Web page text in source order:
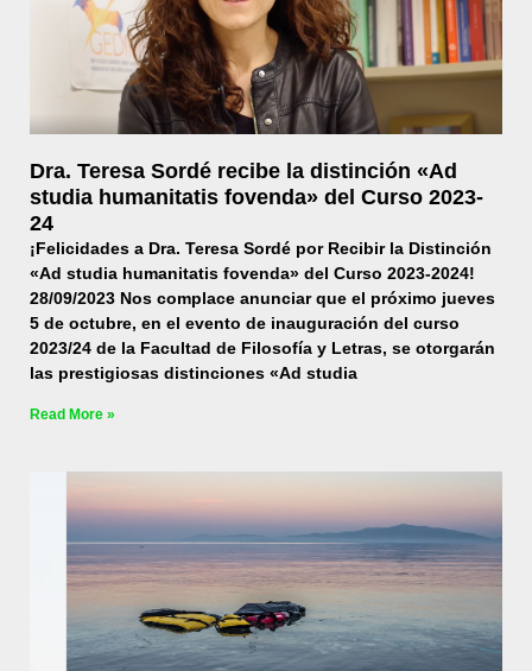
Dra. Teresa Sordé recibe la distinción «Ad
studia humanitatis fovenda» del Curso 2023-
24
¡Felicidades a Dra. Teresa Sordé por Recibir la Distinción
«Ad studia humanitatis fovenda» del Curso 2023-2024!
28/09/2023 Nos complace anunciar que el próximo jueves
5 de octubre, en el evento de inauguración del curso
2023/24 de la Facultad de Filosofía y Letras, se otorgarán
las prestigiosas distinciones «Ad studia
Read More »